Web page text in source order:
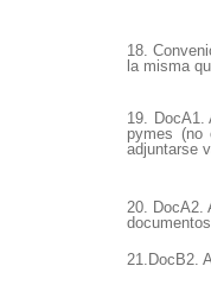
18.
la misma
19. DocA1.
pymes (no
adjuntarse
20. DocA2.
documentos.
21.DocB2.